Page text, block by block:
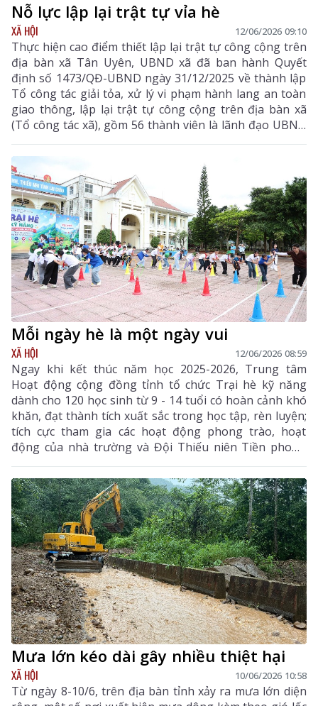
Nỗ lực lập lại trật tự vỉa hè
XÃ HỘI 12/06/2026 09:10
Thực hiện cao điểm thiết lập lại trật tự công cộng trên
địa bàn xã Tân Uyên, UBND xã đã ban hành Quyết
định số 1473/QĐ-UBND ngày 31/12/2025 về thành lập
Tổ công tác giải tỏa, xử lý vi phạm hành lang an toàn
giao thông, lập lại trật tự công cộng trên địa bàn xã
(Tổ công tác xã), gồm 56 thành viên là lãnh đạo UBND
xã, phòng chuyên môn, công an xã, tổ an ninh cơ sở
và trưởng các thôn, bản.
Mỗi ngày hè là một ngày vui
XÃ HỘI 12/06/2026 08:59
Ngay khi kết thúc năm học 2025-2026, Trung tâm
Hoạt động cộng đồng tỉnh tổ chức Trại hè kỹ năng
dành cho 120 học sinh từ 9 - 14 tuổi có hoàn cảnh khó
khăn, đạt thành tích xuất sắc trong học tập, rèn luyện;
tích cực tham gia các hoạt động phong trào, hoạt
động của nhà trường và Đội Thiếu niên Tiền phong
Hồ Chí Minh đến từ 12 xã, phường trên địa bàn tỉnh.
Mưa lớn kéo dài gây nhiều thiệt hại
XÃ HỘI 10/06/2026 10:58
Từ ngày 8-10/6, trên địa bàn tỉnh xảy ra mưa lớn diện